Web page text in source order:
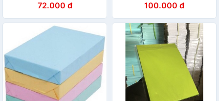
72.000 đ 100.000 đ